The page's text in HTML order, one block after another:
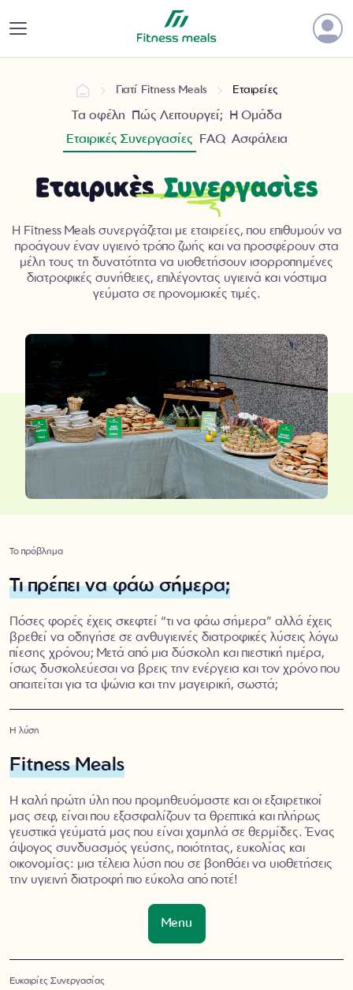
Γιατί Fitness Meals Εταιρείες
Τα οφέλη Πώς Λειτουργεί;
Η Ομάδα
Εταιρικές Συνεργασίες
FAQ Ασφάλεια
ΕταιρικέςΣυνεργασίες
Η Fitness Meals συνεργάζεται με εταιρείες, που επιθυμούν να
προάγουν έναν υγιεινό τρόπο ζωής και να προσφέρουν στα
μέλη τους τη δυνατότητα να υιοθετήσουν ισορροπημένες
διατροφικές συνήθειες, επιλέγοντας υγιεινά και νόστιμα
γεύματα σε προνομιακές τιμές.
Το πρόβλημα
Τι πρέπει να φάω σήμερα;
Πόσες φορές έχεις σκεφτεί “τι να φάω σήμερα” αλλά έχεις
βρεθεί να οδηγήσε σε ανθυγιεινές διατροφικές λύσεις λόγω
πίεσης χρόνου; Μετά από μια δύσκολη και πιεστική ημέρα,
ίσως δυσκολεύεσαι να βρεις την ενέργεια και τον χρόνο που
απαιτείται για τα ψώνια και την μαγειρική, σωστά;
Η λύση
Fitness Meals
Η καλή πρώτη ύλη που προμηθευόμαστε και οι εξαιρετικοί
μας σεφ, είναι που εξασφαλίζουν τα θρεπτικά και πλήρως
γευστικά γεύματά μας που είναι χαμηλά σε θερμίδες. Ένας
άψογος συνδυασμός γεύσης, ποιότητας, ευκολίας και
οικονομίας: μια τέλεια λύση που σε βοηθάει να υιοθετήσεις
την υγιεινή διατροφή πιο εύκολα από ποτέ!
Menu
Ευκαιρίες Συνεργασίας